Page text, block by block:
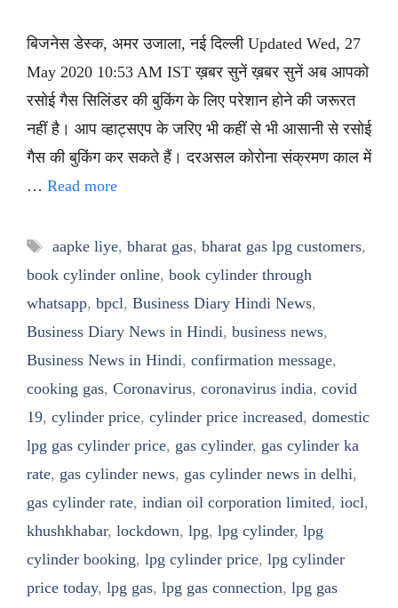
बिजनेस डेस्क, अमर उजाला, नई दिल्ली Updated Wed, 27
May 2020 10:53 AM IST ख़बर सुनें ख़बर सुनें अब आपको
रसोई गैस सिलिंडर की बुकिंग के लिए परेशान होने की जरूरत
नहीं है। आप व्हाट्सएप के जरिए भी कहीं से भी आसानी से रसोई
गैस की बुकिंग कर सकते हैं। दरअसल कोरोना संक्रमण काल में
… Read more
Tags
aapke liye, bharat gas, bharat gas lpg customers,
book cylinder online, book cylinder through
whatsapp, bpcl, Business Diary Hindi News,
Business Diary News in Hindi, business news,
Business News in Hindi, confirmation message,
cooking gas, Coronavirus, coronavirus india, covid
19, cylinder price, cylinder price increased, domestic
lpg gas cylinder price, gas cylinder, gas cylinder ka
rate, gas cylinder news, gas cylinder news in delhi,
gas cylinder rate, indian oil corporation limited, iocl,
khushkhabar, lockdown, lpg, lpg cylinder, lpg
cylinder booking, lpg cylinder price, lpg cylinder
price today, lpg gas, lpg gas connection, lpg gas